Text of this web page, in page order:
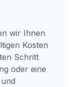
wir Ihnen
Kosten
Schritt
oder eine